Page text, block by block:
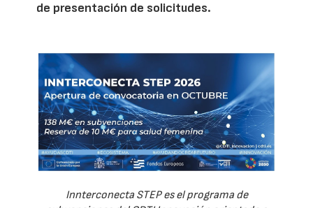
de presentación de solicitudes.
Innterconecta STEP es el programa de